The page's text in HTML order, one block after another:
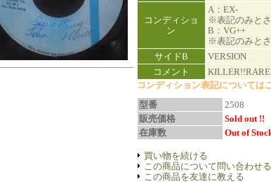
コンディショ
ン
A：EX-
※表記のみとさ
B：VG++
※表記のみとさ
サイドB
VERSION
コメント
コンディション表記については
型番
2508
販売価格
Sold out !!
在庫数
Out of
買い物を続ける
この商品について問い合わせる
この商品を友達に教える